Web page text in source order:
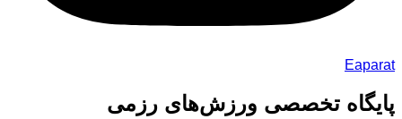
Eaparat
پایگاه تخصصی ورزش‌های رزمی